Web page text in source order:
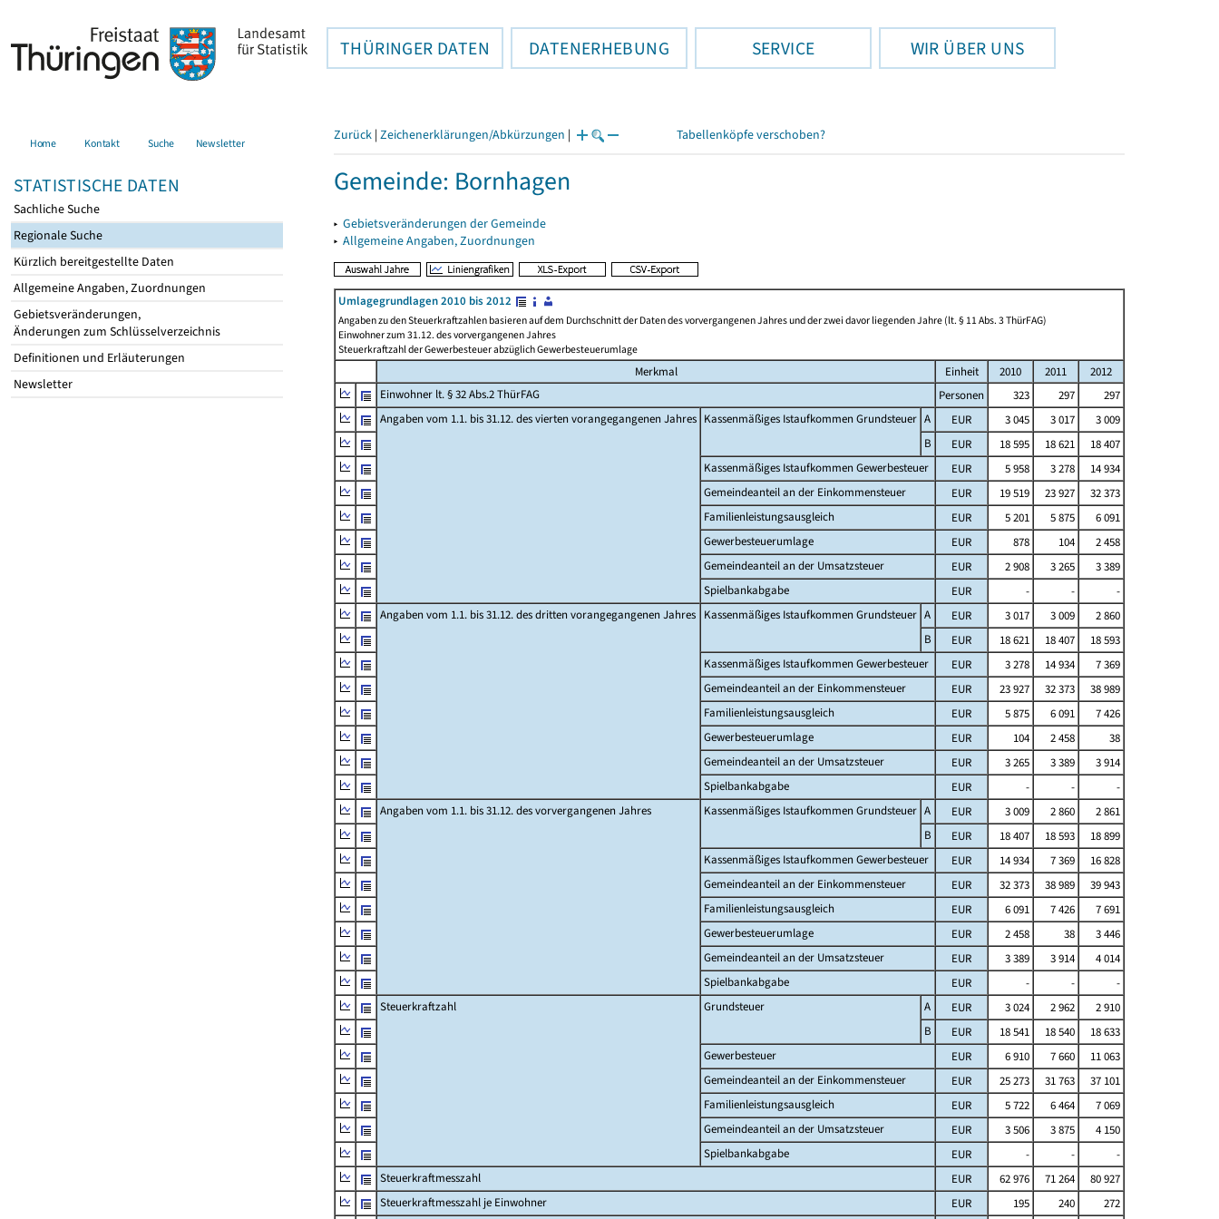
THÜRINGER DATEN DATENERHEBUNG SERVICE WIR ÜBER UNS
Home Kontakt Suche Newsletter
STATISTISCHE DATEN
Sachliche Suche
Regionale Suche
Kürzlich bereitgestellte Daten
Allgemeine Angaben, Zuordnungen
Gebietsveränderungen,
Änderungen zum Schlüsselverzeichnis
Definitionen und Erläuterungen
Newsletter
Zurück | Zeichenerklärungen/Abkürzungen | Tabellenköpfe verschoben?
Gemeinde: Bornhagen
▸ Gebietsveränderungen der Gemeinde
▸ Allgemeine Angaben, Zuordnungen
Umlagegrundlagen 2010 bis 2012
Angaben zu den Steuerkraftzahlen basieren auf dem Durchschnitt der Daten des vorvergangenen Jahres und der zwei davor liegenden Jahre (lt. § 11 Abs. 3 ThürFAG)
Einwohner zum 31.12. des vorvergangenen Jahres
Steuerkraftzahl der Gewerbesteuer abzüglich Gewerbesteuerumlage
Merkmal Einheit 2010 2011
2012
Einwohner lt. § 32 Abs.2 ThürFAG
Personen 323 297
297
Angaben vom 1.1. bis 31.12. des vierten vorangegangenen Jahres Kassenmäßiges Istaufkommen Grundsteuer A EUR 3 045 3 017
3 009
B
EUR 18 595 18 621
18 407
Kassenmäßiges Istaufkommen Gewerbesteuer
EUR 5 958 3 278
14 934
Gemeindeanteil an der Einkommensteuer
EUR 19 519 23 927
32 373
Familienleistungsausgleich
EUR 5 201 5 875
6 091
Gewerbesteuerumlage
EUR 878 104
2 458
Gemeindeanteil an der Umsatzsteuer
EUR 2 908 3 265
3 389
Spielbankabgabe
EUR - -
-
Angaben vom 1.1. bis 31.12. des dritten vorangegangenen Jahres Kassenmäßiges Istaufkommen Grundsteuer A EUR 3 017 3 009
2 860
B
EUR 18 621 18 407
18 593
Kassenmäßiges Istaufkommen Gewerbesteuer
EUR 3 278 14 934
7 369
Gemeindeanteil an der Einkommensteuer
EUR 23 927 32 373
38 989
Familienleistungsausgleich
EUR 5 875 6 091
7 426
Gewerbesteuerumlage
EUR 104 2 458
38
Gemeindeanteil an der Umsatzsteuer
EUR 3 265 3 389
3 914
Spielbankabgabe
EUR - -
-
Angaben vom 1.1. bis 31.12. des vorvergangenen Jahres
Kassenmäßiges Istaufkommen Grundsteuer A EUR 3 009 2 860
2 861
B
EUR 18 407 18 593
18 899
Kassenmäßiges Istaufkommen Gewerbesteuer
EUR 14 934 7 369
16 828
Gemeindeanteil an der Einkommensteuer
EUR 32 373 38 989
39 943
Familienleistungsausgleich
EUR 6 091 7 426
7 691
Gewerbesteuerumlage
EUR 2 458 38
3 446
Gemeindeanteil an der Umsatzsteuer
EUR 3 389 3 914
4 014
Spielbankabgabe
EUR - -
-
Steuerkraftzahl
Grundsteuer A EUR 3 024 2 962
2 910
B
EUR 18 541 18 540
18 633
Gewerbesteuer
EUR 6 910 7 660
11 063
Gemeindeanteil an der Einkommensteuer
EUR 25 273 31 763
37 101
Familienleistungsausgleich
EUR 5 722 6 464
7 069
Gemeindeanteil an der Umsatzsteuer
EUR 3 506 3 875
4 150
Spielbankabgabe
EUR - -
-
Steuerkraftmesszahl
EUR 62 976 71 264
80 927
Steuerkraftmesszahl je Einwohner
EUR 195 240
272